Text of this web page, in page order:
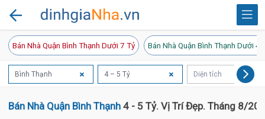
Bán Nhà Quận Bình Thạnh Dưới 7 Tỷ Bán Nhà Quận Bình Thạnh Dưới 4
Bình Thạnh 4 – 5 Tỷ Diện tích
Bán Nhà Quận Bình Thạnh 4 - 5 Tỷ. Vị Trí Đẹp. Tháng 8/